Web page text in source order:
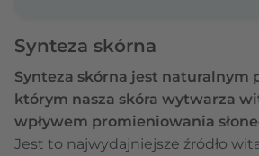
Synteza skórna
Synteza skórna jest naturalnym
którym nasza skóra wytwarza
wpływem promieniowania
Jest to najwydajniejsze źródło